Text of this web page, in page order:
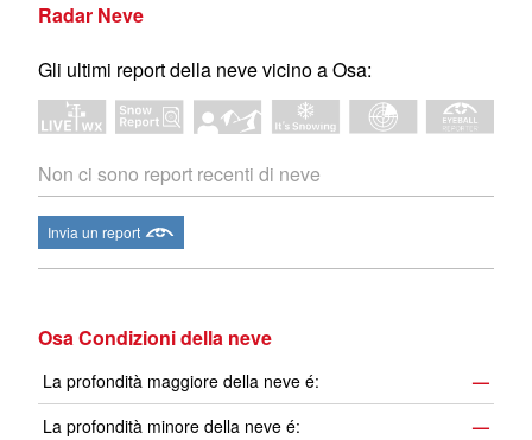
Radar Neve
Gli ultimi report della neve vicino a Osa:
Non ci sono report recenti di neve
Invia un report
Osa Condizioni della neve
La profondità maggiore della neve é:
—
La profondità minore della neve é:
—